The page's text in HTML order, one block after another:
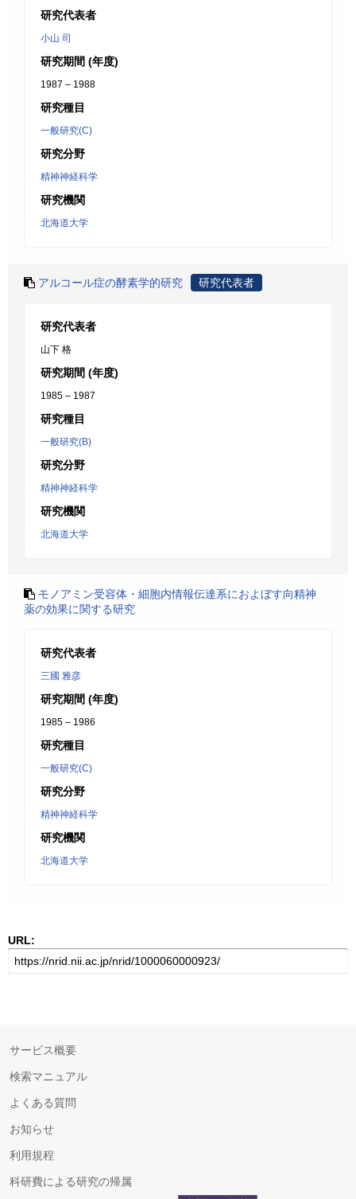
研究代表者
小山 司
研究期間 (年度)
1987 – 1988
研究種目
一般研究(C)
研究分野
精神神経科学
研究機関
北海道大学
アルコール症の酵素学的研究 研究代表者
研究代表者
山下 格
研究期間 (年度)
1985 – 1987
研究種目
一般研究(B)
研究分野
精神神経科学
研究機関
北海道大学
モノアミン受容体・細胞内情報伝達系におよぼす向精神
薬の効果に関する研究
研究代表者
三國 雅彦
研究期間 (年度)
1985 – 1986
研究種目
一般研究(C)
研究分野
精神神経科学
研究機関
北海道大学
URL:
サービス概要
検索マニュアル
よくある質問
お知らせ
利用規程
科研費による研究の帰属